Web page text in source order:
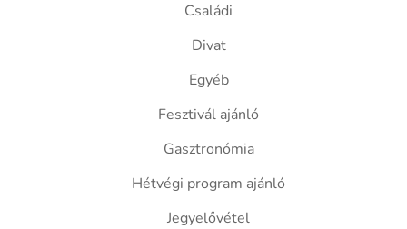
Családi
Divat
Egyéb
Fesztivál ajánló
Gasztronómia
Hétvégi program ajánló
Jegyelővétel